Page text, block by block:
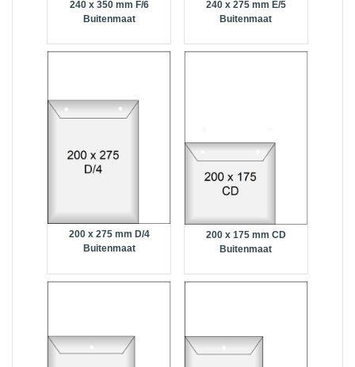
240 x 350 mm F/6
Buitenmaat
240 x 275 mm E/5
Buitenmaat
200 x 275 mm D/4
Buitenmaat
200 x 175 mm CD
Buitenmaat